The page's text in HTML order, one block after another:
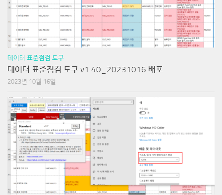
데이터 표준점검 도구
데이터 표준점검 도구 v1.40_20231016 배포
2023년 10월 16일